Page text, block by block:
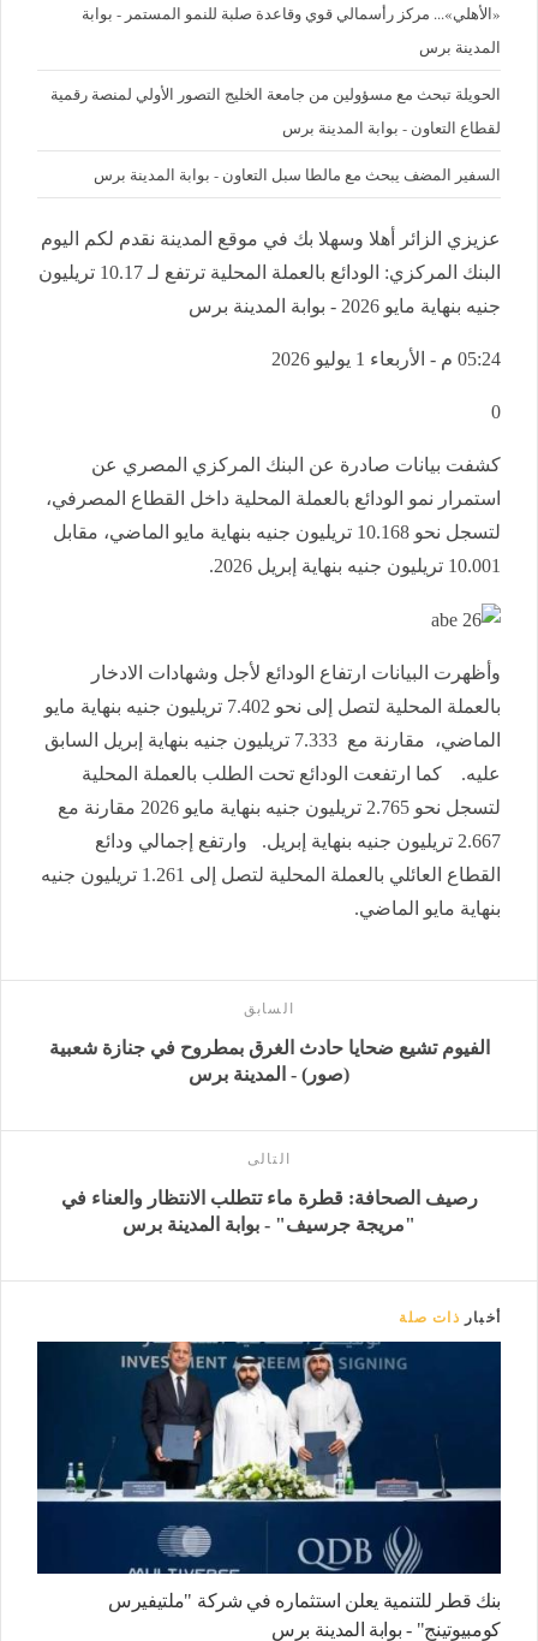
«الأهلي»... مركز رأسمالي قوي وقاعدة صلبة للنمو المستمر - بوابة
المدينة برس
الحويلة تبحث مع مسؤولين من جامعة الخليج التصور الأولي لمنصة رقمية
لقطاع التعاون - بوابة المدينة برس
السفير المضف يبحث مع مالطا سبل التعاون - بوابة المدينة برس
عزيزي الزائر أهلا وسهلا بك في موقع المدينة نقدم لكم اليوم
البنك المركزي: الودائع بالعملة المحلية ترتفع لـ 10.17 تريليون
جنيه بنهاية مايو 2026 - بوابة المدينة برس
05:24 م - الأربعاء 1 يوليو 2026
0
كشفت بيانات صادرة عن البنك المركزي المصري عن
استمرار نمو الودائع بالعملة المحلية داخل القطاع المصرفي،
لتسجل نحو 10.168 تريليون جنيه بنهاية مايو الماضي، مقابل
10.001 تريليون جنيه بنهاية إبريل 2026.
وأظهرت البيانات ارتفاع الودائع لأجل وشهادات الادخار
بالعملة المحلية لتصل إلى نحو 7.402 تريليون جنيه بنهاية مايو
الماضي، مقارنة مع 7.333 تريليون جنيه بنهاية إبريل السابق
عليه. كما ارتفعت الودائع تحت الطلب بالعملة المحلية
لتسجل نحو 2.765 تريليون جنيه بنهاية مايو 2026 مقارنة مع
2.667 تريليون جنيه بنهاية إبريل. وارتفع إجمالي ودائع
القطاع العائلي بالعملة المحلية لتصل إلى 1.261 تريليون جنيه
بنهاية مايو الماضي.
السابق
الفيوم تشيع ضحايا حادث الغرق بمطروح في جنازة شعبية
(صور) - المدينة برس
التالى
رصيف الصحافة: قطرة ماء تتطلب الانتظار والعناء في
"مريجة جرسيف" - بوابة المدينة برس
أخبار ذات صلة
بنك قطر للتنمية يعلن استثماره في شركة "ملتيفيرس
كومبيوتينج" - بوابة المدينة برس